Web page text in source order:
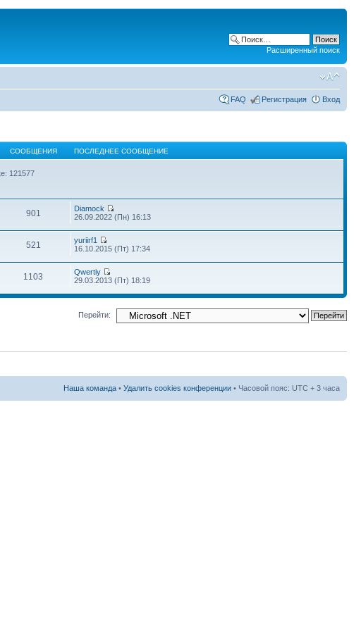
Расширенный поиск
FAQ Регистрация Вход
СООБЩЕНИЯ ПОСЛЕДНЕЕ СООБЩЕНИЕ
121577
901
Diamock
26.09.2022 (Пн) 16:13
521
yuriirf1
16.10.2015 (Пт) 17:34
1103
Qwertiy
29.03.2013 (Пт) 18:19
Перейти:
Наша команда • Удалить cookies конференции • Часовой пояс: UTC + 3 часа